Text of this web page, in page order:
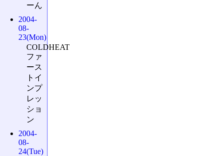
ーん
2004-
08-
23(Mon)
COLDHEAT
ファ
ース
トイ
ンプ
レッ
ショ
ン
2004-
08-
24(Tue)